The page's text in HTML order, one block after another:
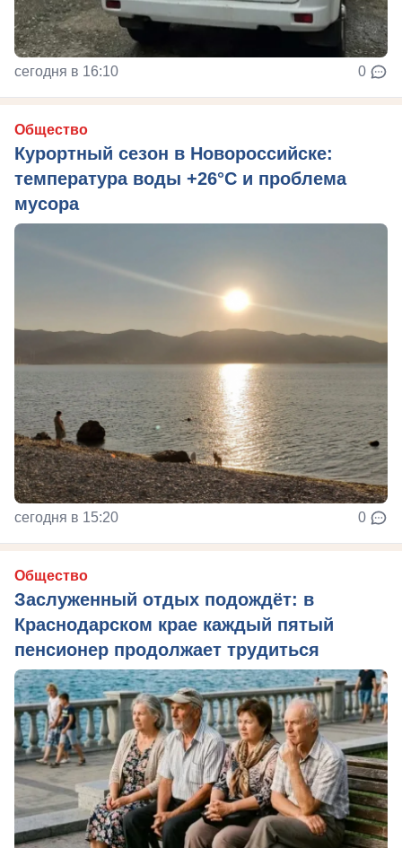
сегодня в 16:10 0
Общество
Курортный сезон в Новороссийске:
температура воды +26°C и проблема
мусора
сегодня в 15:20 0
Общество
Заслуженный отдых подождёт: в
Краснодарском крае каждый пятый
пенсионер продолжает трудиться